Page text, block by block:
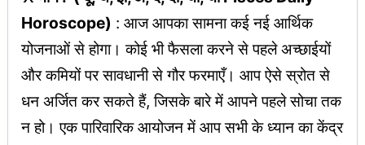
Horoscope) : आज आपका सामना कई नई आर्थिक
योजनाओं से होगा। कोई भी फैसला करने से पहले अच्छाईयों
और कमियों पर सावधानी से गौर फरमाएँ। आप ऐसे स्रोत से
धन अर्जित कर सकते हैं, जिसके बारे में आपने पहले सोचा तक
न हो। एक पारिवारिक आयोजन में आप सभी के ध्यान का केंद्र